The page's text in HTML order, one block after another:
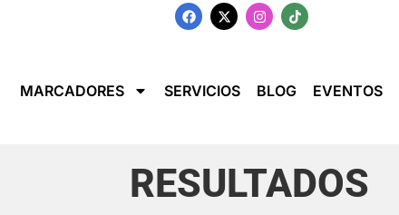
MARCADORES SERVICIOS BLOG EVENTOS
RESULTADOS